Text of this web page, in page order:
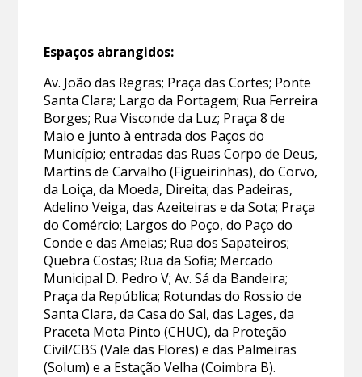
Espaços abrangidos:
Av. João das Regras; Praça das Cortes; Ponte
Santa Clara; Largo da Portagem; Rua Ferreira
Borges; Rua Visconde da Luz; Praça 8 de
Maio e junto à entrada dos Paços do
Município; entradas das Ruas Corpo de Deus,
Martins de Carvalho (Figueirinhas), do Corvo,
da Loiça, da Moeda, Direita; das Padeiras,
Adelino Veiga, das Azeiteiras e da Sota; Praça
do Comércio; Largos do Poço, do Paço do
Conde e das Ameias; Rua dos Sapateiros;
Quebra Costas; Rua da Sofia; Mercado
Municipal D. Pedro V; Av. Sá da Bandeira;
Praça da República; Rotundas do Rossio de
Santa Clara, da Casa do Sal, das Lages, da
Praceta Mota Pinto (CHUC), da Proteção
Civil/CBS (Vale das Flores) e das Palmeiras
(Solum) e a Estação Velha (Coimbra B).